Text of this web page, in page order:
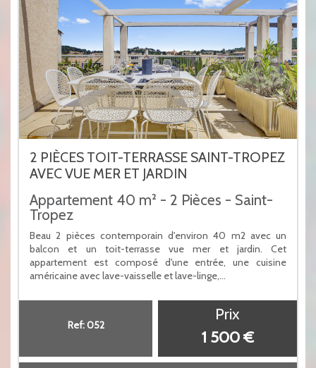
2 PIÈCES TOIT-TERRASSE SAINT-TROPEZ
AVEC VUE MER ET JARDIN
Appartement 40 m² - 2 Pièces - Saint-
Tropez
Beau 2 pièces contemporain d'environ 40 m2 avec un
balcon et un toit-terrasse vue mer et jardin. Cet
appartement est composé d'une entrée, une cuisine
américaine avec lave-vaisselle et lave-linge,...
Ref: 052
Prix
1 500 €